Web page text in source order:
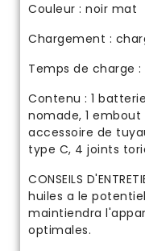
Couleur : noir mat
Chargement :
Temps de charge :
Contenu : 1
nomade, 1 embout
accessoire de
type C, 4 joints
CONSEILS
huiles a le
maintiendra
optimales.